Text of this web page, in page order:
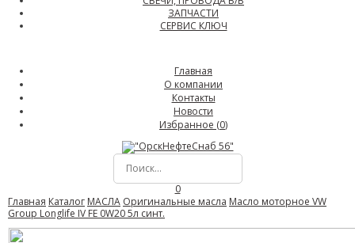
ЗАПЧАСТИ
СЕРВИС КЛЮЧ
Главная
О компании
Контакты
Новости
Избранное (0)
0
Главная Каталог МАСЛА Оригинальные масла Масло моторное VW
Group Longlife IV FE 0W20 5л синт.